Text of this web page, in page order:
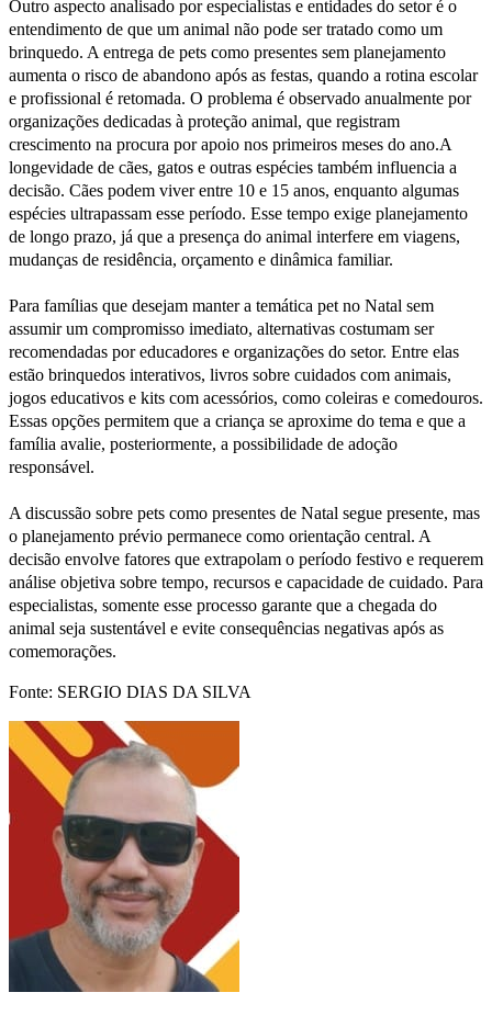
Outro aspecto analisado por especialistas e entidades do setor é o
entendimento de que um animal não pode ser tratado como um
brinquedo. A entrega de pets como presentes sem planejamento
aumenta o risco de abandono após as festas, quando a rotina escolar
e profissional é retomada. O problema é observado anualmente por
organizações dedicadas à proteção animal, que registram
crescimento na procura por apoio nos primeiros meses do ano.A
longevidade de cães, gatos e outras espécies também influencia a
decisão. Cães podem viver entre 10 e 15 anos, enquanto algumas
espécies ultrapassam esse período. Esse tempo exige planejamento
de longo prazo, já que a presença do animal interfere em viagens,
mudanças de residência, orçamento e dinâmica familiar.
Para famílias que desejam manter a temática pet no Natal sem
assumir um compromisso imediato, alternativas costumam ser
recomendadas por educadores e organizações do setor. Entre elas
estão brinquedos interativos, livros sobre cuidados com animais,
jogos educativos e kits com acessórios, como coleiras e comedouros.
Essas opções permitem que a criança se aproxime do tema e que a
família avalie, posteriormente, a possibilidade de adoção
responsável.
A discussão sobre pets como presentes de Natal segue presente, mas
o planejamento prévio permanece como orientação central. A
decisão envolve fatores que extrapolam o período festivo e requerem
análise objetiva sobre tempo, recursos e capacidade de cuidado. Para
especialistas, somente esse processo garante que a chegada do
animal seja sustentável e evite consequências negativas após as
comemorações.
Fonte: SERGIO DIAS DA SILVA